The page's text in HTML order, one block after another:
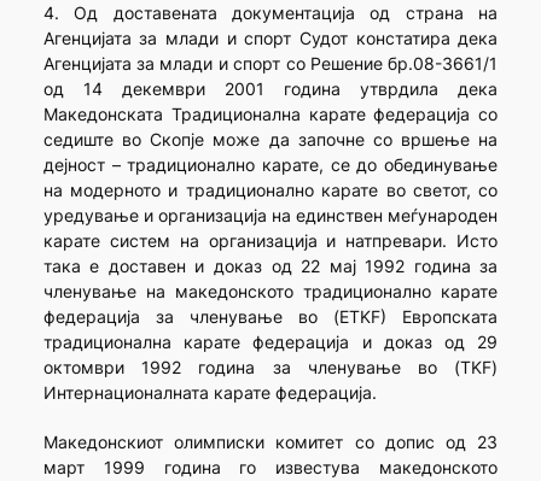
4. Од доставената документација од страна на
Агенцијата за млади и спорт Судот констатира дека
Агенцијата за млади и спорт со Решение бр.08-3661/1
од 14 декември 2001 година утврдила дека
Македонската Традиционална карате федерација со
седиште во Скопје може да започне со вршење на
дејност – традиционално карате, се до обединување
на модерното и традиционално карате во светот, со
уредување и организација на единствен меѓународен
карате систем на организација и натпревари. Исто
така е доставен и доказ од 22 мај 1992 година за
членување на македонското традиционално карате
федерација за членување во (ETKF) Европската
традиционална карате федерација и доказ од 29
октомври 1992 година за членување во (TKF)
Интернационалната карате федерација.
Македонскиот олимписки комитет со допис од 23
март 1999 година го известува македонското